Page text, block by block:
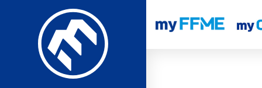
Les compétitions Calendrier de compétitions Classements